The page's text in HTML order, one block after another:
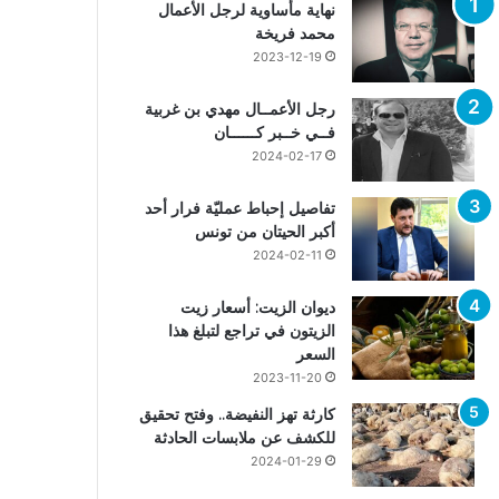
نهاية مأساوية لرجل الأعمال
محمد فريخة
2023-12-19
رجل الأعمــال مهدي بن غربية
فــي خــبر كــــــان
2024-02-17
تفاصيل إحباط عمليّة فرار أحد
أكبر الحيتان من تونس
2024-02-11
ديوان الزيت: أسعار زيت
الزيتون في تراجع لتبلغ هذا
السعر
2023-11-20
كارثة تهز النفيضة.. وفتح تحقيق
للكشف عن ملابسات الحادثة
2024-01-29